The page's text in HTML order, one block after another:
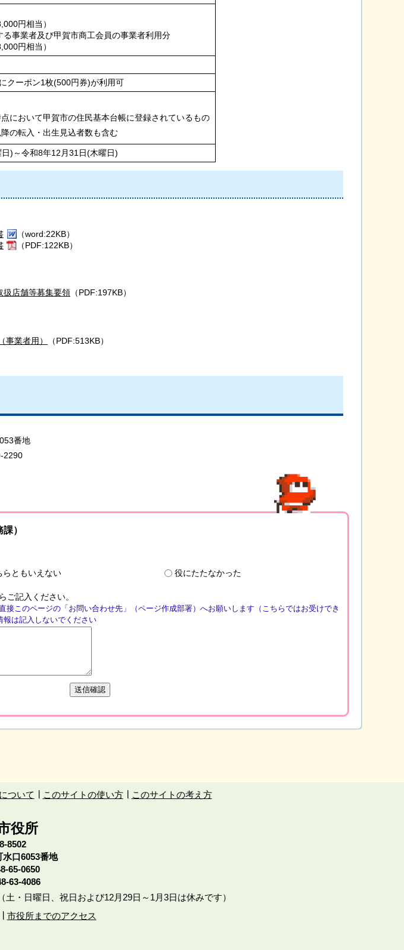
円相当）
事業者及び甲賀市商工会員の事業者利用分
円相当）
クーポン1枚(500円券)が利用可
において甲賀市の住民基本台帳に登録されているもの
の転入・出生見込者数も含む
)～令和8年12月31日(木曜日)
（word:22KB）
（PDF:122KB）
扱店舗等募集要領 （PDF:197KB）
業者用） （PDF:513KB）
番地
2290
）
らともいえない 役にたたなかった
ご記入ください。
接このページの「お問い合わせ先」（ページ作成部署）へお願いします（こちらではお受けでき
報は記入しないでください
ついて このサイトの使い方 このサイトの考え方
役所
8502
水口6053番地
65-0650
63-4086
・日曜日、祝日および12月29日～1月3日は休みです）
市役所までのアクセス